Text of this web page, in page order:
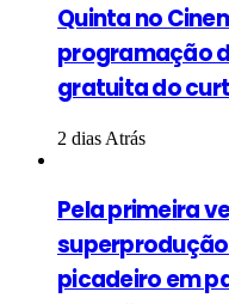
Quinta no
programação
gratuita do
2 dias Atrás
Pela primeira
picadeiro em